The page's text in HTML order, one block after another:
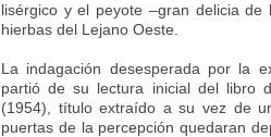
lisérgico y el peyote –gran delicia
hierbas del Lejano Oeste.
La indagación desesperada por la
partió de su lectura inicial del libro
(1954), título extraído a su vez de
puertas de la percepción quedaran